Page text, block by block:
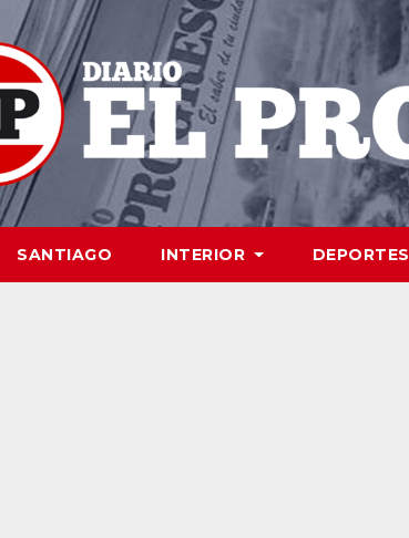
SANTIAGO INTERIOR DEPORTES